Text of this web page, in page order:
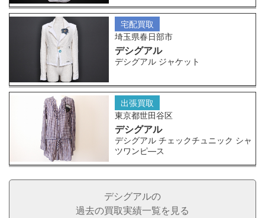
宅配買取
埼玉県春日部市
デシグアル
デシグアル ジャケット
出張買取
東京都世田谷区
デシグアル
デシグアル チェックチュニック シャ
ツワンピ—ス
デシグアルの
過去の買取実績一覧を見る